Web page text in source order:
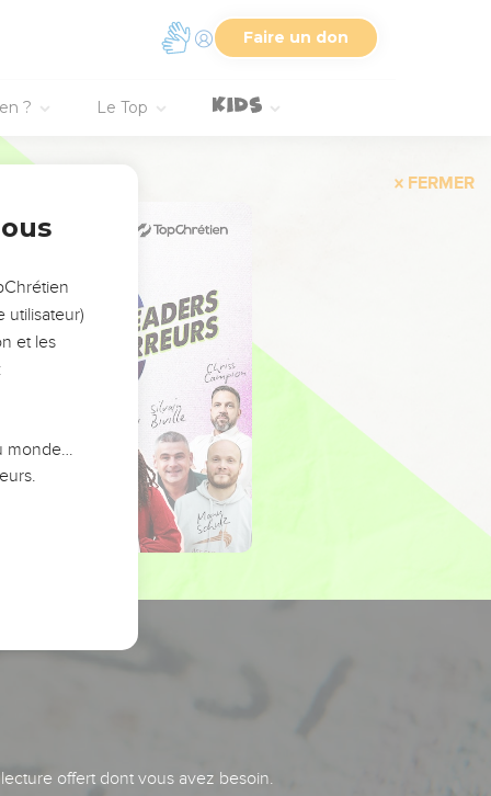
Faire un don
? Le Top
FERMER
offert dont vous avez besoin.
utilisateur)
et les
monde…